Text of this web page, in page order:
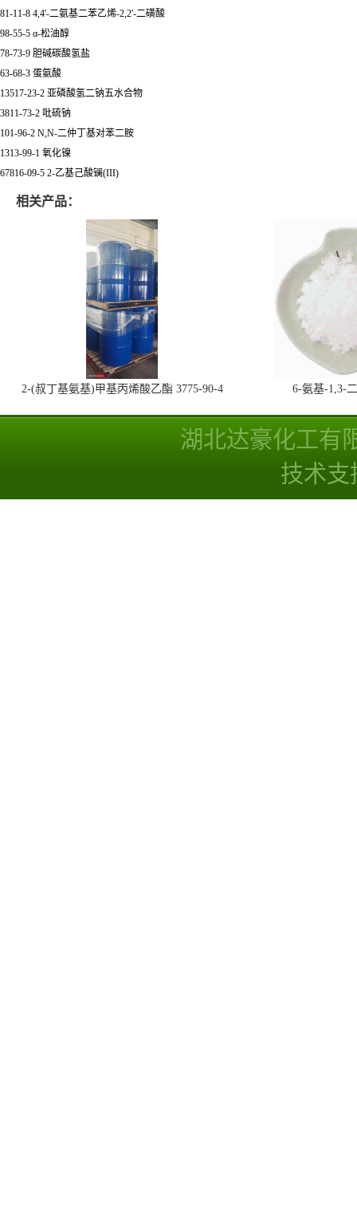
81-11-8 4,4'-二氨基二苯乙烯-2,2'-二磺酸
98-55-5 α-松油醇
78-73-9 胆碱碳酸氢盐
63-68-3 蛋氨酸
13517-23-2 亚磷酸氢二钠五水合物
3811-73-2 吡硫钠
101-96-2 N,N-二仲丁基对苯二胺
1313-99-1 氧化镍
67816-09-5 2-乙基己酸镧(III)
相关产品：
2-(叔丁基氨基)甲基丙烯酸乙酯 3775-90-4 6-氨基-1,3-
湖北达豪化工有
技术